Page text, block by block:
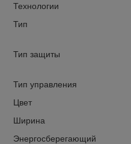
Технологии
Тип
Тип защиты
Тип управления
Цвет
Ширина
Энергосберегающий